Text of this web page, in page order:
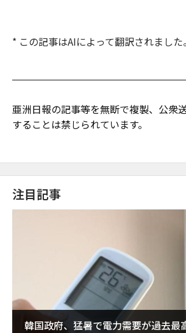
* この記事はAIによって翻訳されました。
亜洲日報の記事等を無断で複製、公衆
することは禁じられています。
注目記事
韓国政府、猛暑で電力需要が過去最